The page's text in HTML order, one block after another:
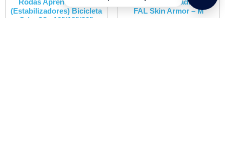
Rodas Aprendizagem
(Estabilizadores) Bicicleta
Crian??a 16”/18”/20”
Protectores Quadro Z??
FAL Skin Armor – M